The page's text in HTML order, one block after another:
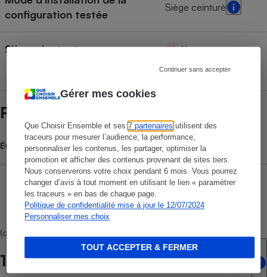
Gérer mes cookies
Que Choisir Ensemble et ses7 partenaires utilisent des
traceurs pour mesurer l’audience, la performance,
personnaliser les contenus, les partager, optimiser la
promotion et afficher des contenus provenant de sites tiers.
Nous conserverons votre choix pendant 6 mois. Vous pourrez
changer d’avis à tout moment en utilisant le lien « paramétrer
les traceurs » en bas de chaque page.
Politique de confidentialité mise à jour le 12/07/2024
Personnaliser mes choix
Continuer sans accepter
TOUT ACCEPTER & FERMER
configuration testée
Siège ceinturé
Siège pivotant Non
Prix et magasins
Évolution du prix moyen
(dont 1 marketplace)
1 point de vente en ligne